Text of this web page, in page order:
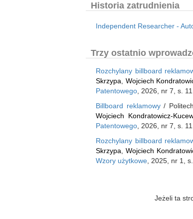
Historia zatrudnienia
Independent Researcher -
Trzy ostatnio
Rozchylany billboard
Skrzypa
Wojciech
Patentowego , 2026, nr 7, s.
Billboard reklamowy/
Wojciech Kondratowicz-
Patentowego , 2026, nr 7, s.
Rozchylany billboard
Skrzypa ,Wojciech
Wzory użytkowe , 2025, nr 1,
Jeżeli ta